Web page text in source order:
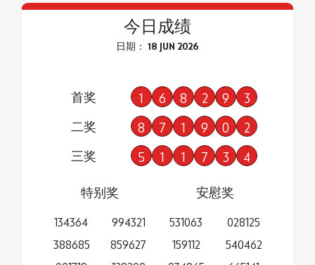
今日成绩
日期： 18 JUN 2026
首奖 1 6 8 2 9 3
二奖 8 7 1 9 0 2
三奖 5 1 1 7 3 4
特别奖
134364
388685
994321
859627
安慰奖
531063
159112
028125
540462